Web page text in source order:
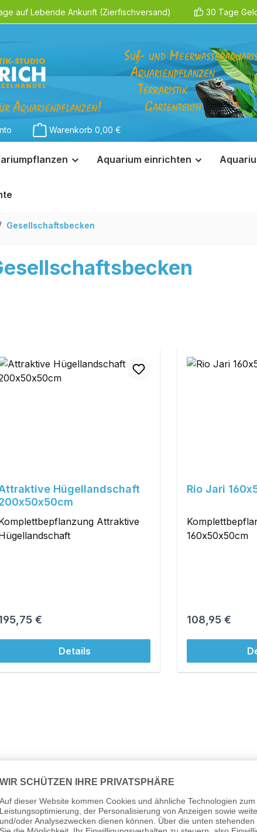
auf Lebende Ankunft (Zierfischversand) 30 Tage
Warenkorb 0,00 €
Aquarium einrichten
Gesellschaftsbecken
Hügellandschaft
Attraktive
Preis:
€
Details
Rio Jari
160x50x50cm
Regulärer Preis:
108,95 €